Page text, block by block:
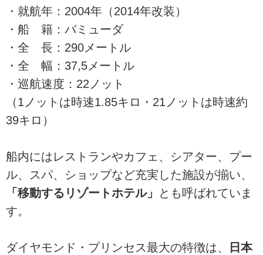
・就航年：2004年（2014年改装）
・船 籍：バミューダ
・全 長：290メートル
・全 幅：37,5メートル
・巡航速度：22ノット
（1ノットは時速1.85キロ・21ノットは時速約
39キロ）
船内にはレストランやカフェ、シアター、プー
ル、スパ、ショップなど充実した施設が揃い、
「移動するリゾートホテル」
とも呼ばれていま
す。
ダイヤモンド・プリンセス最大の特徴は、
日本